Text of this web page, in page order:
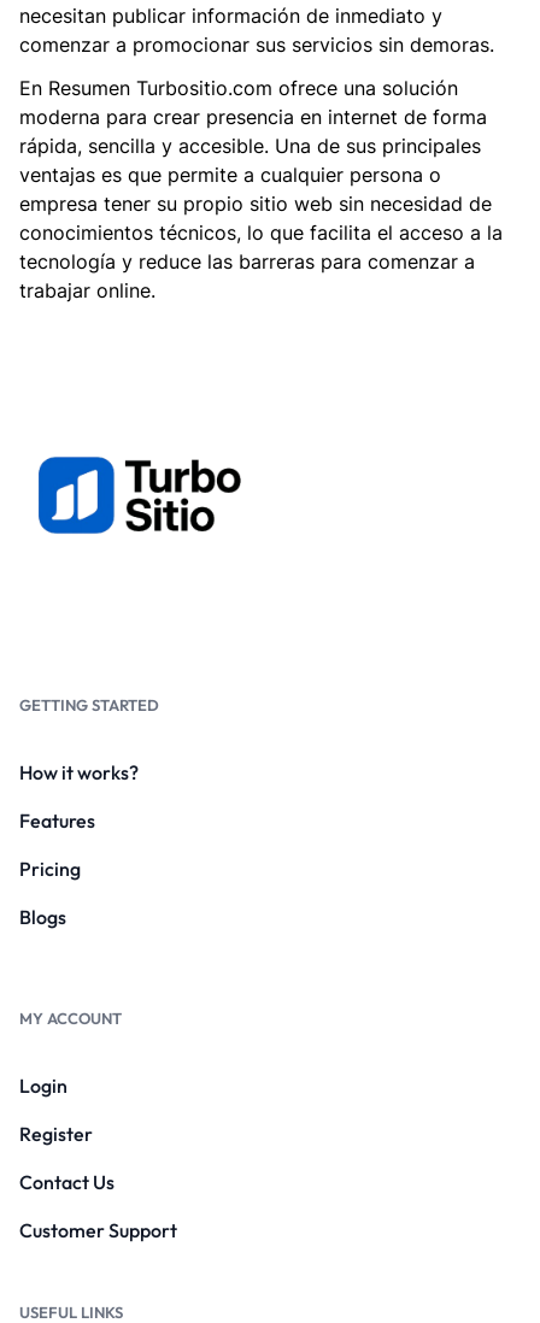
necesitan publicar información de inmediato y
comenzar a promocionar sus servicios sin demoras.
En Resumen Turbositio.com ofrece una solución
moderna para crear presencia en internet de forma
rápida, sencilla y accesible. Una de sus principales
ventajas es que permite a cualquier persona o
empresa tener su propio sitio web sin necesidad de
conocimientos técnicos, lo que facilita el acceso a la
tecnología y reduce las barreras para comenzar a
trabajar online.
GETTING STARTED
How it works?
Features
Pricing
Blogs
MY ACCOUNT
Login
Register
Contact Us
Customer Support
USEFUL LINKS